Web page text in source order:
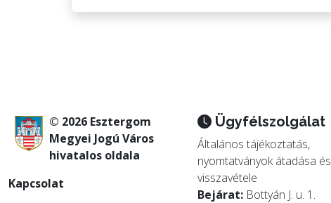
© 2026 Esztergom
Megyei Jogú Város
hivatalos oldala
Kapcsolat
Ügyfélszolgálat
Általános tájékoztatás,
nyomtatványok átadása és
visszavétele
Bejárat:Bottyán J. u. 1.